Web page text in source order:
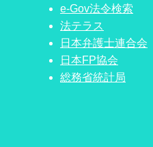
e-Gov法令検索
法テラス
日本弁護士連合会
日本FP協会
総務省統計局